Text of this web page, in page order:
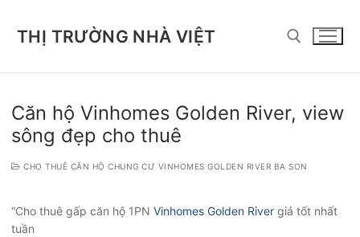
THỊ TRƯỜNG NHÀ VIỆT
Căn hộ Vinhomes Golden River, view
sông đẹp cho thuê
CHO THUÊ CĂN HỘ CHUNG CƯ VINHOMES GOLDEN RIVER BA SON
“Cho thuê gấp căn hộ 1PN Vinhomes Golden River giá tốt nhất
tuần